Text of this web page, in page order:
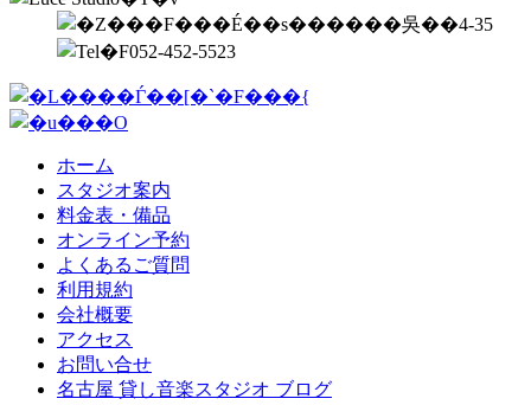
ホーム
スタジオ案内
料金表・備品
オンライン予約
よくあるご質問
利用規約
会社概要
アクセス
お問い合せ
名古屋 貸し音楽スタジオ ブログ